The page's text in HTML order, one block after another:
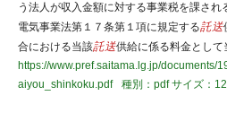
う法人が収入金額に対する事業税を課さ
電気事業法第１７条第１項に規定する託送
合における当該託送供給に係る料金とし
https://www.pref.saitama.lg.jp/documents/
aiyou_shinkoku.pdf
種別：pdfサイズ：